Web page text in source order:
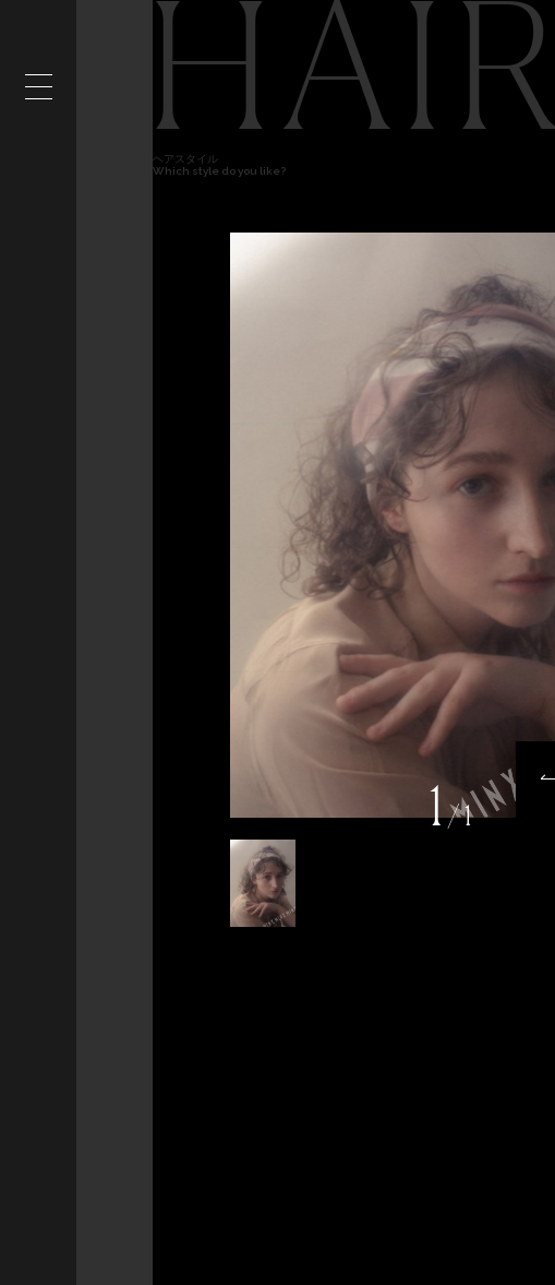
ヘアスタイル
Which style do you like?
1/1